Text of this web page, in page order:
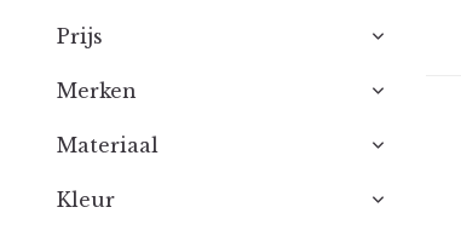
Prijs
Merken
Materiaal
Kleur